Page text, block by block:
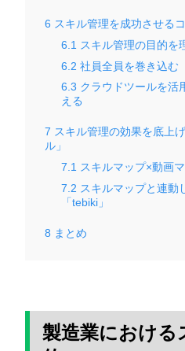
6 スキル管理を成功させる
6.1 スキル管理の目的を
6.2 社員全員を巻き込む
6.3 クラウドツールを活
える
7 スキル管理の効果を底上
ル」
7.1 スキルマップ×動画
7.2 スキルマップと連動
「tebiki」
8 まとめ
製造業における